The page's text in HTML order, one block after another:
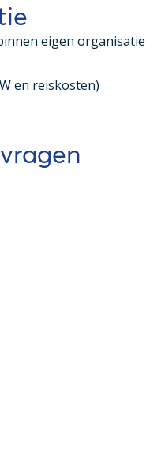
eigen organisatie
en reiskosten)